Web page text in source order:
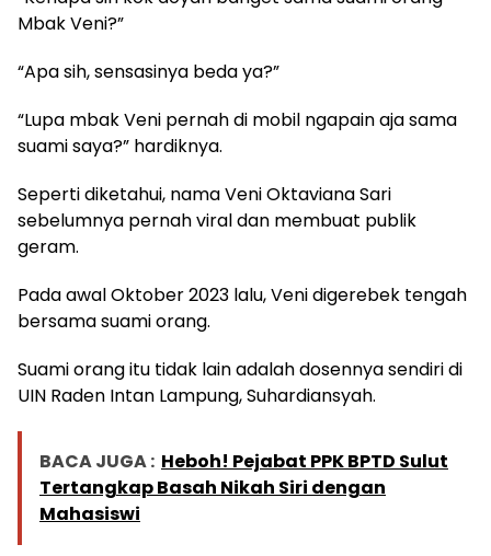
Mbak Veni?”
“Apa sih, sensasinya beda ya?”
“Lupa mbak Veni pernah di mobil ngapain aja sama
suami saya?” hardiknya.
Seperti diketahui, nama Veni Oktaviana Sari
sebelumnya pernah viral dan membuat publik
geram.
Pada awal Oktober 2023 lalu, Veni digerebek tengah
bersama suami orang.
Suami orang itu tidak lain adalah dosennya sendiri di
UIN Raden Intan Lampung, Suhardiansyah.
BACA JUGA : Heboh! Pejabat PPK BPTD Sulut
Tertangkap Basah Nikah Siri dengan
Mahasiswi